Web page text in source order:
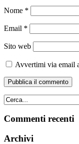
Nome *
Email *
Sito web
Avvertimi via email
Commenti recenti
Archivi